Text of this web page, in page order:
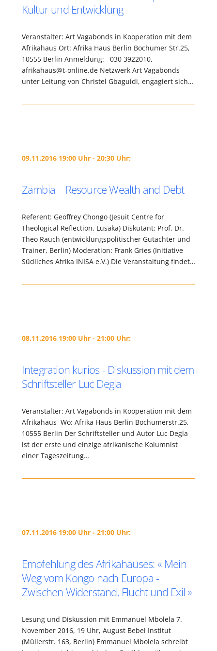
Kultur und Entwicklung
Veranstalter: Art Vagabonds in Kooperation mit dem
Afrikahaus Ort: Afrika Haus Berlin Bochumer Str.25,
10555 Berlin Anmeldung: 030 3922010,
afrikahaus@t-online.de Netzwerk Art Vagabonds
unter Leitung von Christel Gbaguidi, engagiert sich…
09.11.2016 19:00 Uhr - 20:30 Uhr:
Zambia – Resource Wealth and Debt
Referent: Geoffrey Chongo (Jesuit Centre for
Theological Reflection, Lusaka) Diskutant: Prof. Dr.
Theo Rauch (entwicklungspolitischer Gutachter und
Trainer, Berlin) Moderation: Frank Gries (Initiative
Südliches Afrika INISA e.V.) Die Veranstaltung findet…
08.11.2016 19:00 Uhr - 21:00 Uhr:
Integration kurios - Diskussion mit dem
Schriftsteller Luc Degla
Veranstalter: Art Vagabonds in Kooperation mit dem
Afrikahaus Wo: Afrika Haus Berlin Bochumerstr.25,
10555 Berlin Der Schriftsteller und Autor Luc Degla
ist der erste und einzige afrikanische Kolumnist
einer Tageszeitung…
07.11.2016 19:00 Uhr - 21:00 Uhr:
Empfehlung des Afrikahauses: « Mein
Weg vom Kongo nach Europa -
Zwischen Widerstand, Flucht und Exil »
Lesung und Diskussion mit Emmanuel Mbolela 7.
November 2016, 19 Uhr, August Bebel Institut
(Müllerstr. 163, Berlin) Emmanuel Mbolela schreibt